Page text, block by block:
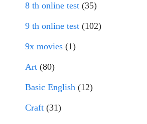
8 th online test (35)
9 th online test (102)
9x movies (1)
Art (80)
Basic English (12)
Craft (31)